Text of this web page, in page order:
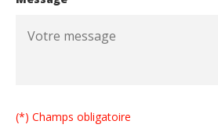
(*) Champs obligatoire